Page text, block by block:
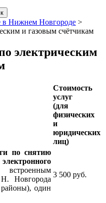
в Нижнем Новгороде >
и газовым счётчикам
электрическим
Стоимость
услуг
(для
физических
и
юридических
лиц)
по снятию
Новгорода
один
3 500 руб.